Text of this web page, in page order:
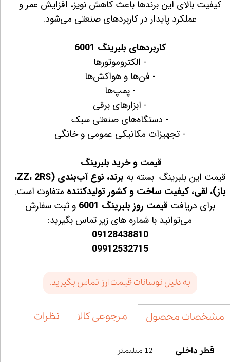
کیفیت بالای این برندها باعث کاهش نویز، افزایش عمر و
عملکرد پایدار در کاربردهای صنعتی می‌شود.
کاربردهای بلبرینگ 6001
- الکتروموتورها
- فن‌ها و هواکش‌ها
- پمپ‌ها
- ابزارهای برقی
- دستگاه‌های صنعتی سبک
- تجهیزات مکانیکی عمومی و خانگی
قیمت و خرید بلبرینگ
قیمت این بلبرینگ بسته به
برند، نوع آب‌بندی (ZZ، 2RS،
باز)، لقی، کیفیت ساخت و کشور تولیدکننده متفاوت است.
برای دریافت قیمت روز بلبرینگ 6001
و ثبت سفارش
می‌توانید با شماره های زیر تماس بگیرید:
09128438810
09912532715
به دلیل نوسانات قیمت ارز تماس بگیرید.
مشخصات محصول مرجوعی کالا نظرات
قطر داخلی 12 میلیمتر